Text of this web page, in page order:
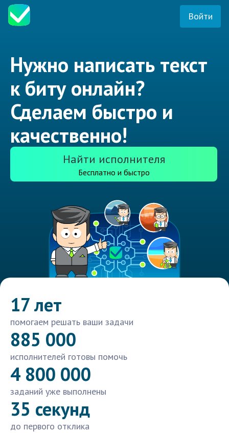
Войти
Нужно написать текст
к биту онлайн?
Сделаем быстро и
качественно!
Найти исполнителя
Бесплатно и быстро
17 лет
помогаем решать ваши задачи
885 000
исполнителей готовы помочь
4 800 000
заданий уже выполнены
35 секунд
до первого отклика